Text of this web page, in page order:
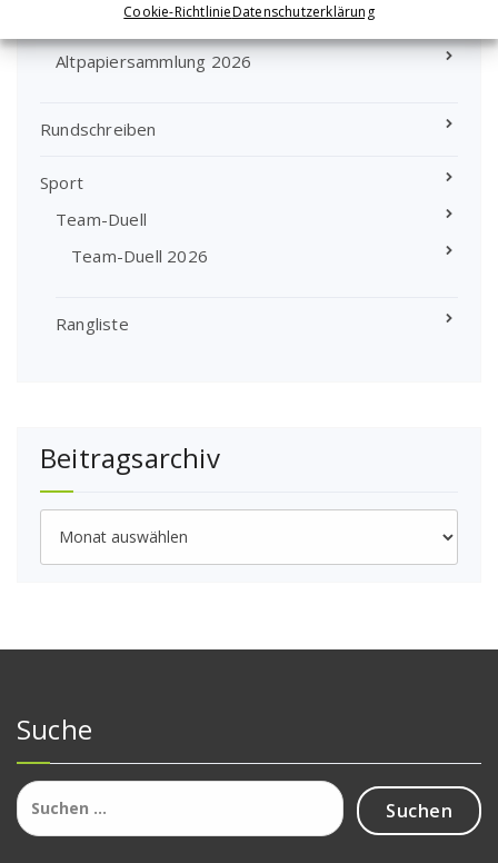
Cookie-RichtlinieDatenschutzerklärung
Termine 2026
Altpapiersammlung 2026
Rundschreiben
Sport
Team-Duell
Team-Duell 2026
Rangliste
Beitragsarchiv
Beitragsarchiv
Suche
Suchen
nach: